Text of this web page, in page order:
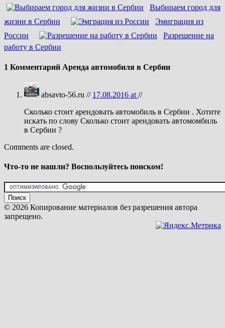
Выбираем город для
жизни в Сербии
Эмиграция из
России
Разрешение на
работу в Сербии
1 Комментарий Аренда автомобиля в Сербии
absavto-56.ru // 17.08.2016 at //
Сколько стоит арендовать автомобиль в Сербии . Хотите
искать по слову Сколько стоит арендовать автомомбиль
в Сербии ?
Comments are closed.
Что-то не нашли? Воспользуйтесь поиском!
© 2026 Копирование материалов без разрешения автора
запрещено.